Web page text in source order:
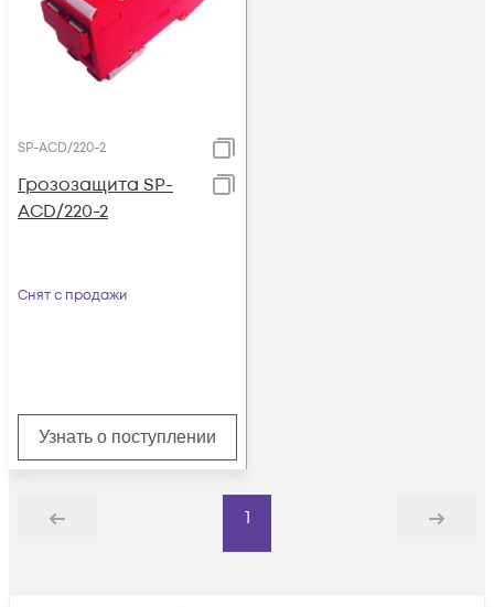
SP-ACD/220-2
Грозозащита SP-
ACD/220-2
Снят с продажи
Узнать о поступлении
Назад
1
Дальше